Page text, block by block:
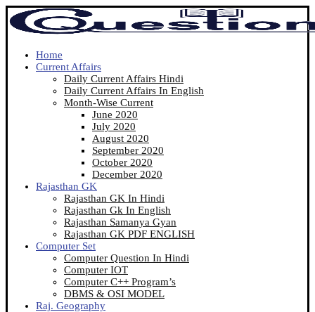
Home
Current Affairs
Daily Current Affairs Hindi
Daily Current Affairs In English
Month-Wise Current
June 2020
July 2020
August 2020
September 2020
October 2020
December 2020
Rajasthan GK
Rajasthan GK In Hindi
Rajasthan Gk In English
Rajasthan Samanya Gyan
Rajasthan GK PDF ENGLISH
Computer Set
Computer Question In Hindi
Computer IOT
Computer C++ Program’s
DBMS & OSI MODEL
Raj. Geography